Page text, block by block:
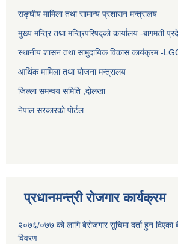
सङ्घीय मामिला तथा सामान्य प्रशासन मन्त्रालय
मुख्य मन्त्रि तथा मन्त्रिपरिषद्को कार्यालय -बागमती
स्थानीय शासन तथा सामुदायिक विकास कार्यक्रम -
आर्थिक मामिला तथा योजना मन्त्रालय
जिल्ला समन्वय समिति ,दोलखा
नेपाल सरकारको पोर्टल
प्रधानमन्त्री रोजगार कार्यक्रम
२०७६/०७७ को लागि बेरोजगार सुचिमा दर्ता हुन दिएका
विवरण